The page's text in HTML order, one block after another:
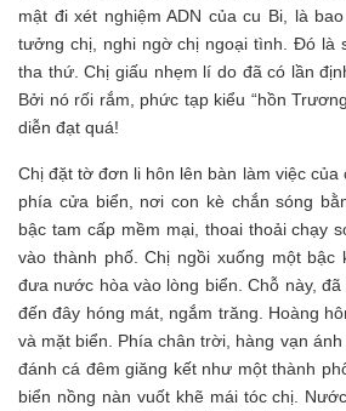
mật đi xét nghiệm ADN của cu Bi, là
tưởng chị, nghi ngờ chị ngoại tình. Đó là
tha thứ. Chị giấu nhẹm lí do đã có lần
Bởi nó rối rắm, phức tạp kiểu “hồn
diễn đạt quá!
Chị đặt tờ đơn li hôn lên bàn làm việc của
phía cửa biển, nơi con kè chắn sóng
bậc tam cấp mềm mại, thoai thoải chạy
vào thành phố. Chị ngồi xuống một bậc
đưa nước hòa vào lòng biển. Chỗ này,
đến đây hóng mát, ngắm trăng. Hoàng
và mặt biển. Phía chân trời, hàng vạn
đánh cá đêm giăng kết như một thành
biển nồng nàn vuốt khẽ mái tóc chị.